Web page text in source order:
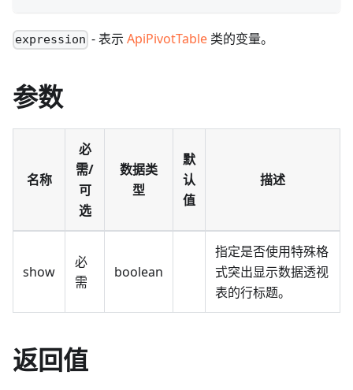
expression - 表示ApiPivotTable 类的变量。
参数
名称
必
需/
可
选
数据类
型
默
认
值
描述
show
必
需
boolean
指定是否使用特殊格
式突出显示数据透视
表的行标题。
返回值